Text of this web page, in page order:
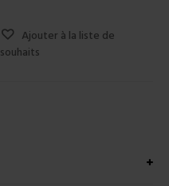
Ajouter à la liste de
souhaits